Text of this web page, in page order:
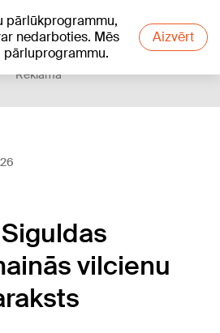
pārlūkprogrammu,
nedarboties. Mēs
pārluprogrammu.
Aizvērt
Reklāma
vilcienu